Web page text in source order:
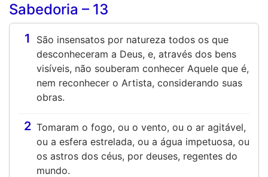
Sabedoria – 13
1
São insensatos por natureza todos os que
desconheceram a Deus, e, através dos bens
visíveis, não souberam conhecer Aquele que é,
nem reconhecer o Artista, considerando suas
obras.
2 Tomaram o fogo, ou o vento, ou o ar agitável,
ou a esfera estrelada, ou a água impetuosa, ou
os astros dos céus, por deuses, regentes do
mundo.